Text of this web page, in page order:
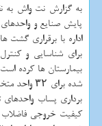
پایش صنایع و
اداره با برقراری گشت
برای شناسایی و
بیمارستان ها کرده
برداری پساب
کیفیت خروجی فاضلاب